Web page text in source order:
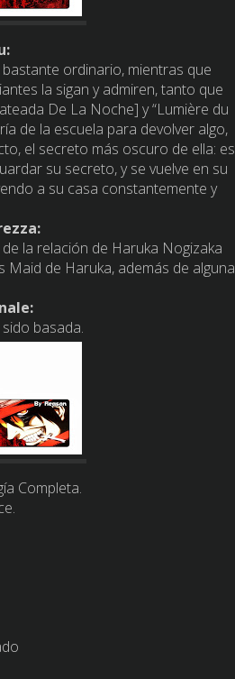
ordinario, mientras que
la sigan y admiren, tanto que
De La Noche] y “Lumière du
de la escuela para devolver algo,
el secreto más oscuro de ella: es
su secreto, y se vuelve en su
a su casa constantemente y
la relación de Haruka Nogizaka
de Haruka, además de alguna
basada.
Completa.